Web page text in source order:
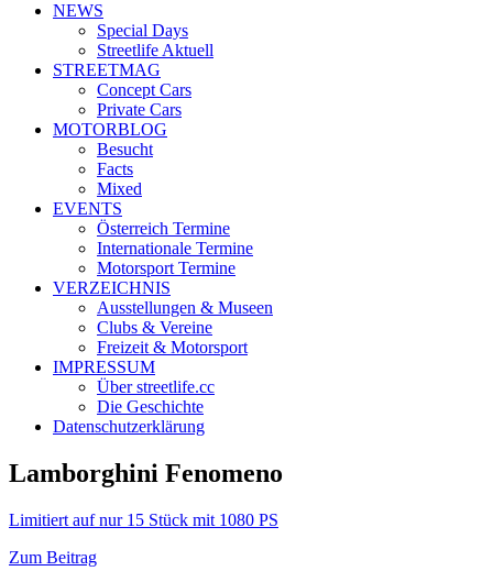
NEWS
Special Days
Streetlife Aktuell
STREETMAG
Concept Cars
Private Cars
MOTORBLOG
Besucht
Facts
Mixed
EVENTS
Österreich Termine
Internationale Termine
Motorsport Termine
VERZEICHNIS
Ausstellungen & Museen
Clubs & Vereine
Freizeit & Motorsport
IMPRESSUM
Über streetlife.cc
Die Geschichte
Datenschutzerklärung
Lamborghini Fenomeno
Limitiert auf nur 15 Stück mit 1080 PS
Zum Beitrag